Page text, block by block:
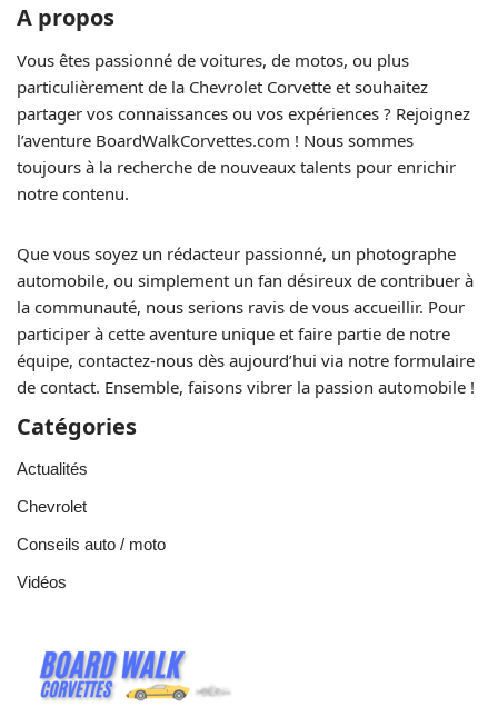
A propos
Vous êtes passionné de voitures, de motos, ou plus
particulièrement de la Chevrolet Corvette et souhaitez
partager vos connaissances ou vos expériences ? Rejoignez
l’aventure BoardWalkCorvettes.com ! Nous sommes
toujours à la recherche de nouveaux talents pour enrichir
notre contenu.
Que vous soyez un rédacteur passionné, un photographe
automobile, ou simplement un fan désireux de contribuer à
la communauté, nous serions ravis de vous accueillir. Pour
participer à cette aventure unique et faire partie de notre
équipe, contactez-nous dès aujourd’hui via notre formulaire
de contact. Ensemble, faisons vibrer la passion automobile !
Catégories
Actualités
Chevrolet
Conseils auto / moto
Vidéos